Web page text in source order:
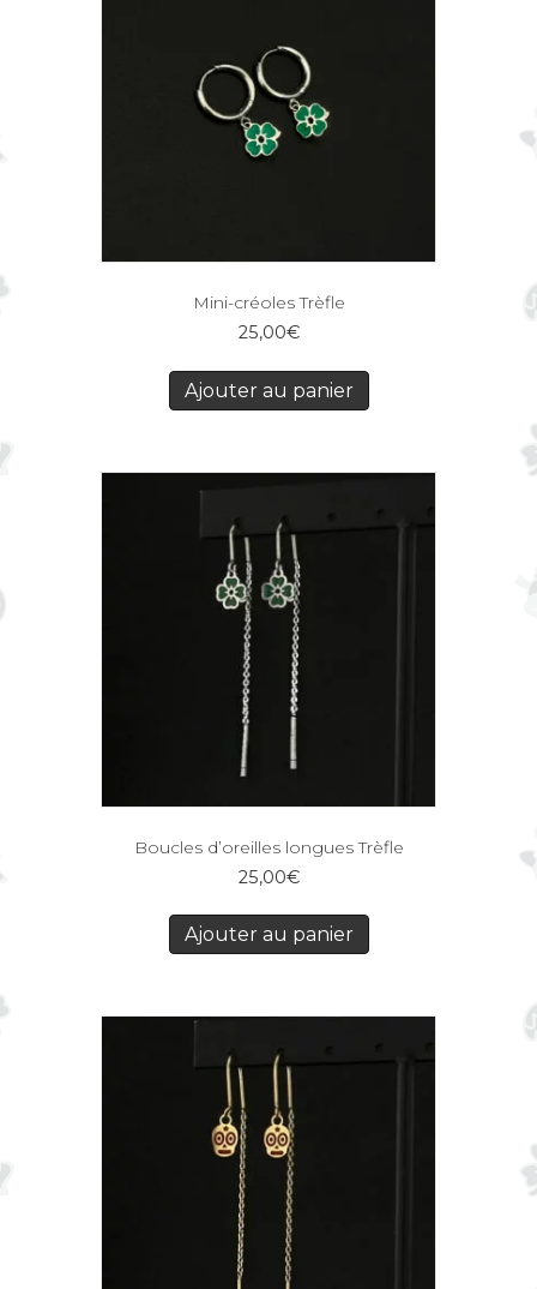
Mini-créoles Trèfle
25,00€
Ajouter au panier
Boucles d’oreilles longues Trèfle
25,00€
Ajouter au panier